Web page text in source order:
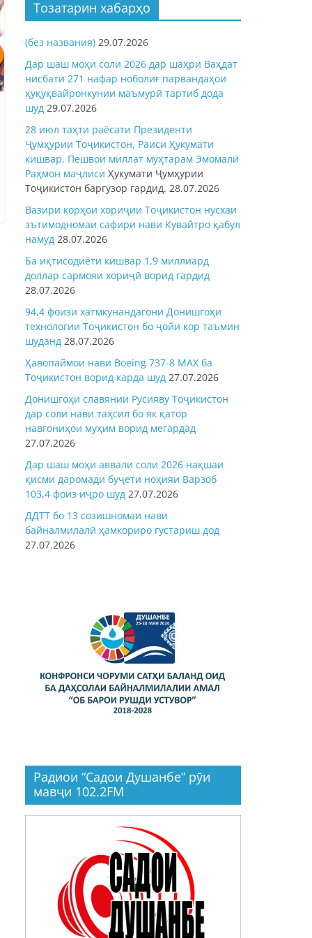
Тозатарин хабарҳо
(без названия) 29.07.2026
Дар шаш моҳи соли 2026 дар шаҳри Ваҳдат
нисбати 271 нафар ноболиғ парвандаҳои
ҳуқуқвайронкунии маъмурӣ тартиб дода
шуд 29.07.2026
28 июл таҳти раёсати Президенти
Ҷумҳурии Тоҷикистон, Раиси Ҳукумати
кишвар, Пешвои миллат муҳтарам Эмомалӣ
Раҳмон маҷлиси Ҳукумати Ҷумҳурии
Тоҷикистон баргузор гардид. 28.07.2026
Вазири корҳои хориҷии Тоҷикистон нусхаи
эътимодномаи сафири нави Кувайтро қабул
намуд 28.07.2026
Ба иқтисодиёти кишвар 1,9 миллиард
доллар сармояи хориҷӣ ворид гардид
28.07.2026
94,4 фоизи хатмкунандагони Донишгоҳи
технологии Тоҷикистон бо ҷойи кор таъмин
шуданд 28.07.2026
Ҳавопаймои нави Boeing 737-8 MAX ба
Тоҷикистон ворид карда шуд 27.07.2026
Донишгоҳи славянии Русияву Тоҷикистон
дар соли нави таҳсил бо як қатор
навгониҳои муҳим ворид мегардад
27.07.2026
Дар шаш моҳи аввали соли 2026 нақшаи
қисми даромади буҷети ноҳияи Варзоб
103,4 фоиз иҷро шуд 27.07.2026
ДДТТ бо 13 созишномаи нави
байналмилалӣ ҳамкориро густариш дод
27.07.2026
Радиои “Садои Душанбе” рӯи
мавҷи 102.2FM